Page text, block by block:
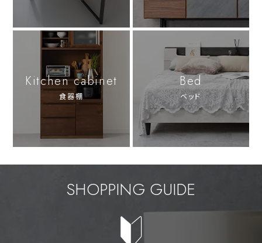
Kitchen cabinet
食器棚
Bed
ベッド
SHOPPING GUIDE